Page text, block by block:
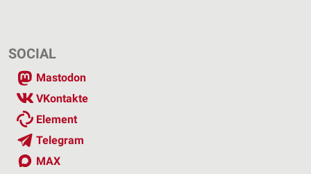
SOCIAL
Mastodon
VKontakte
Element
Telegram
MAX